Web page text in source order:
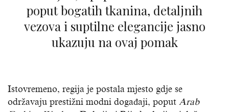
poput bogatih tkanina, detaljnih
vezova i suptilne elegancije jasno
ukazuju na ovaj pomak
Istovremeno, regija je postala mjesto gdje se
održavaju prestižni modni događaji, poput Arab